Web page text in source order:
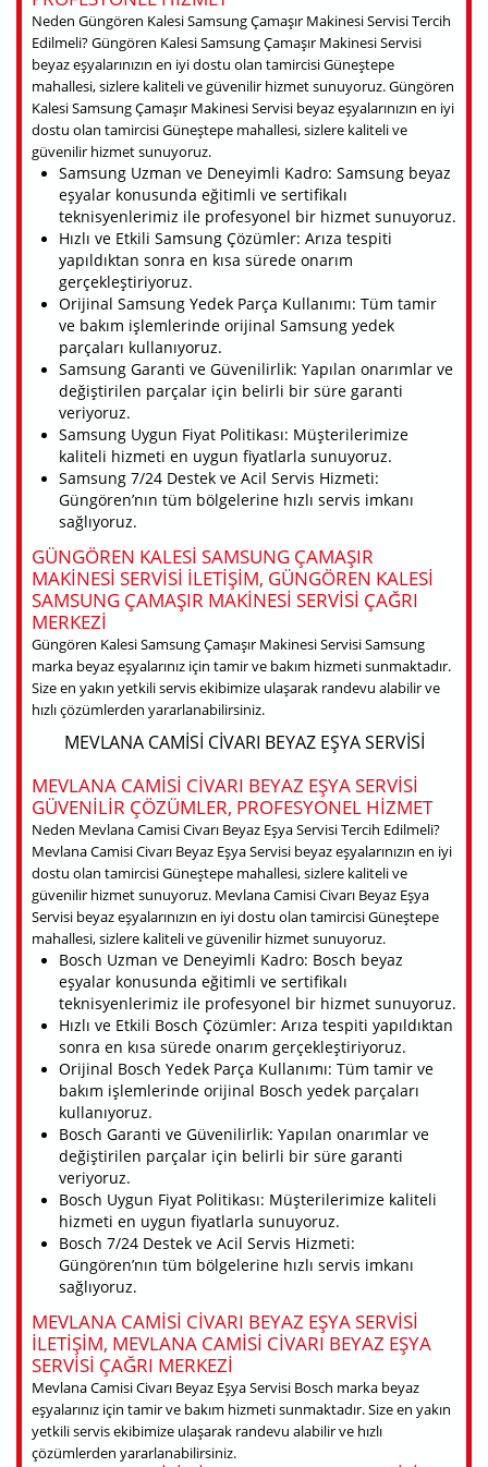
Neden Güngören Kalesi Samsung Çamaşır Makinesi Servisi Tercih
Edilmeli? Güngören Kalesi Samsung Çamaşır Makinesi Servisi
beyaz eşyalarınızın en iyi dostu olan tamircisi Güneştepe
mahallesi, sizlere kaliteli ve güvenilir hizmet sunuyoruz. Güngören
Kalesi Samsung Çamaşır Makinesi Servisi beyaz eşyalarınızın en iyi
dostu olan tamircisi Güneştepe mahallesi, sizlere kaliteli ve
güvenilir hizmet sunuyoruz.
Samsung Uzman ve Deneyimli Kadro: Samsung beyaz
eşyalar konusunda eğitimli ve sertifikalı
teknisyenlerimiz ile profesyonel bir hizmet sunuyoruz.
Hızlı ve Etkili Samsung Çözümler: Arıza tespiti
yapıldıktan sonra en kısa sürede onarım
gerçekleştiriyoruz.
Orijinal Samsung Yedek Parça Kullanımı: Tüm tamir
ve bakım işlemlerinde orijinal Samsung yedek
parçaları kullanıyoruz.
Samsung Garanti ve Güvenilirlik: Yapılan onarımlar ve
değiştirilen parçalar için belirli bir süre garanti
veriyoruz.
Samsung Uygun Fiyat Politikası: Müşterilerimize
kaliteli hizmeti en uygun fiyatlarla sunuyoruz.
Samsung 7/24 Destek ve Acil Servis Hizmeti:
Güngören’nın tüm bölgelerine hızlı servis imkanı
sağlıyoruz.
GÜNGÖREN KALESI SAMSUNG ÇAMAŞIR
MAKINESI SERVISI ILETIŞIM, GÜNGÖREN KALESI
SAMSUNG ÇAMAŞIR MAKINESI SERVISI ÇAĞRI
MERKEZI
Güngören Kalesi Samsung Çamaşır Makinesi Servisi Samsung
marka beyaz eşyalarınız için tamir ve bakım hizmeti sunmaktadır.
Size en yakın yetkili servis ekibimize ulaşarak randevu alabilir ve
hızlı çözümlerden yararlanabilirsiniz.
MEVLANA CAMISI CIVARI BEYAZ EŞYA SERVISI
MEVLANA CAMISI CIVARI BEYAZ EŞYA SERVISI
GÜVENILIR ÇÖZÜMLER, PROFESYONEL HIZMET
Neden Mevlana Camisi Civarı Beyaz Eşya Servisi Tercih Edilmeli?
Mevlana Camisi Civarı Beyaz Eşya Servisi beyaz eşyalarınızın en iyi
dostu olan tamircisi Güneştepe mahallesi, sizlere kaliteli ve
güvenilir hizmet sunuyoruz. Mevlana Camisi Civarı Beyaz Eşya
Servisi beyaz eşyalarınızın en iyi dostu olan tamircisi Güneştepe
mahallesi, sizlere kaliteli ve güvenilir hizmet sunuyoruz.
Bosch Uzman ve Deneyimli Kadro: Bosch beyaz
eşyalar konusunda eğitimli ve sertifikalı
teknisyenlerimiz ile profesyonel bir hizmet sunuyoruz.
Hızlı ve Etkili Bosch Çözümler: Arıza tespiti yapıldıktan
sonra en kısa sürede onarım gerçekleştiriyoruz.
Orijinal Bosch Yedek Parça Kullanımı: Tüm tamir ve
bakım işlemlerinde orijinal Bosch yedek parçaları
kullanıyoruz.
Bosch Garanti ve Güvenilirlik: Yapılan onarımlar ve
değiştirilen parçalar için belirli bir süre garanti
veriyoruz.
Bosch Uygun Fiyat Politikası: Müşterilerimize kaliteli
hizmeti en uygun fiyatlarla sunuyoruz.
Bosch 7/24 Destek ve Acil Servis Hizmeti:
Güngören’nın tüm bölgelerine hızlı servis imkanı
sağlıyoruz.
MEVLANA CAMISI CIVARI BEYAZ EŞYA SERVISI
ILETIŞIM, MEVLANA CAMISI CIVARI BEYAZ EŞYA
SERVISI ÇAĞRI MERKEZI
Mevlana Camisi Civarı Beyaz Eşya Servisi Bosch marka beyaz
eşyalarınız için tamir ve bakım hizmeti sunmaktadır. Size en yakın
yetkili servis ekibimize ulaşarak randevu alabilir ve hızlı
çözümlerden yararlanabilirsiniz.